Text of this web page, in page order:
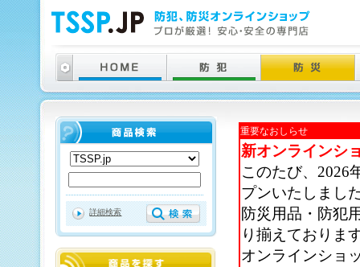
重要なおしらせ
新オンラインシ
このたび、2026
プンいたしまし
防災用品・防犯
り揃えておりま
オンラインショ
詳細検索